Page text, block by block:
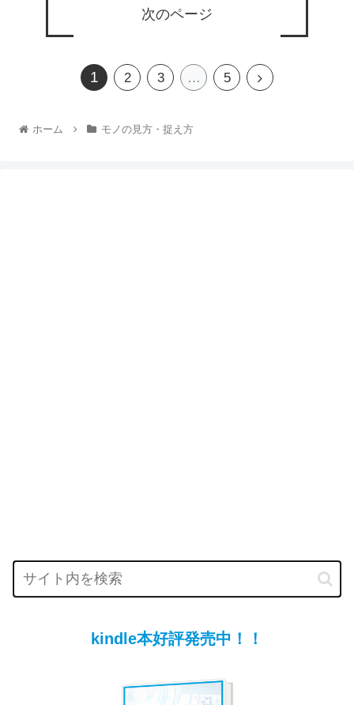
次のページ
1 2 3 … 5
ホーム モノの見方・捉え方
kindle本好評発売中！！